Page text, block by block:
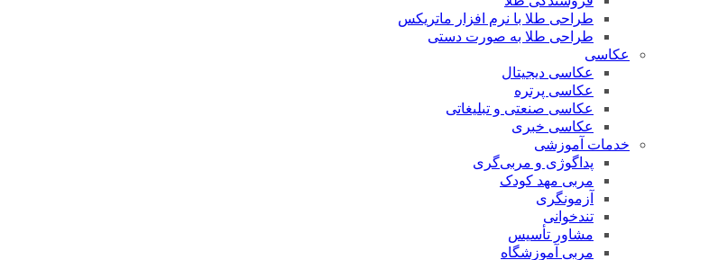
طراحی طلا با نرم افزار ماتریکس
طراحی طلا به صورت دستی
عکاسی
عکاسی دیجیتال
عکاسی پرتره
عکاسی صنعتی و تبلیغاتی
عکاسی خبری
خدمات آموزشی
پداگوژی و مربی‌گری
مربی مهد کودک
آزمونگری
تندخوانی
مشاور تأسیس
مربی آموزشگاه